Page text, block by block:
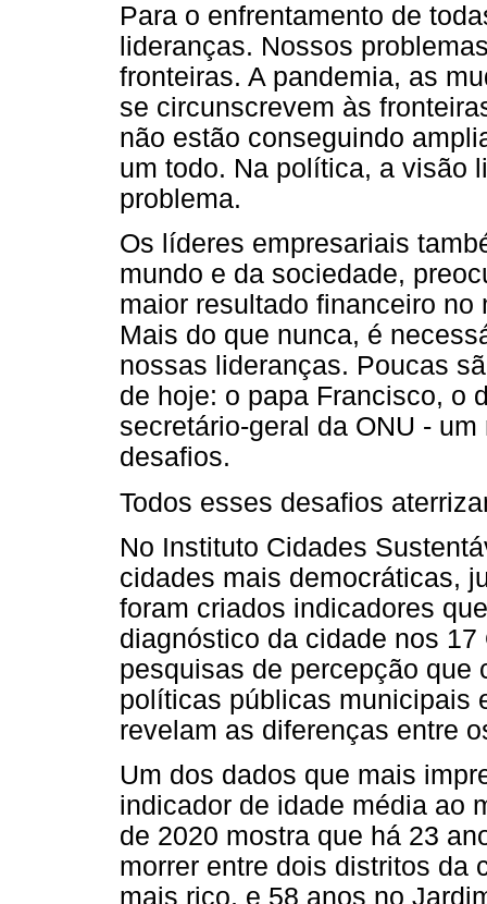
Para o enfrentamento de
lideranças. Nossos
fronteiras. A pandemia, as
se circunscrevem às
não estão conseguindo
um todo. Na política, a visão
problema.
Os líderes empresariais
mundo e da sociedade,
maior resultado financeiro
Mais do que nunca, é
nossas lideranças. Poucas
de hoje: o papa Francisco, o
secretário-geral da ONU -
desafios.
Todos esses desafios
No Instituto Cidades
cidades mais democráticas,
foram criados indicadores
diagnóstico da cidade nos
pesquisas de percepção que
políticas públicas municipais
revelam as diferenças entre
Um dos dados que mais
indicador de idade média ao
de 2020 mostra que há 23
morrer entre dois distritos da
mais rico, e 58 anos no